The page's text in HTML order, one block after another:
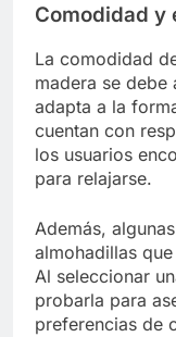
Comodidad y
La comodidad
madera se debe
adapta a la
cuentan con
los usuarios
para relajarse.
Además,
almohadillas
Al seleccionar
probarla para
preferencias de